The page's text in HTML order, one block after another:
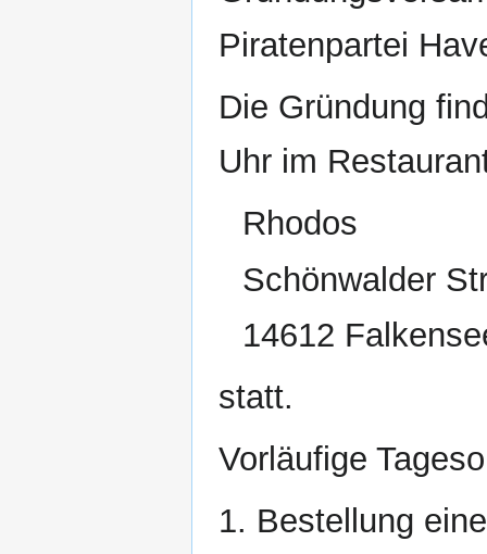
Piratenpartei
Die Gründung
Uhr im
Rhodos
Schönwalder
14612
statt.
Vorläufige
1. Bestellung